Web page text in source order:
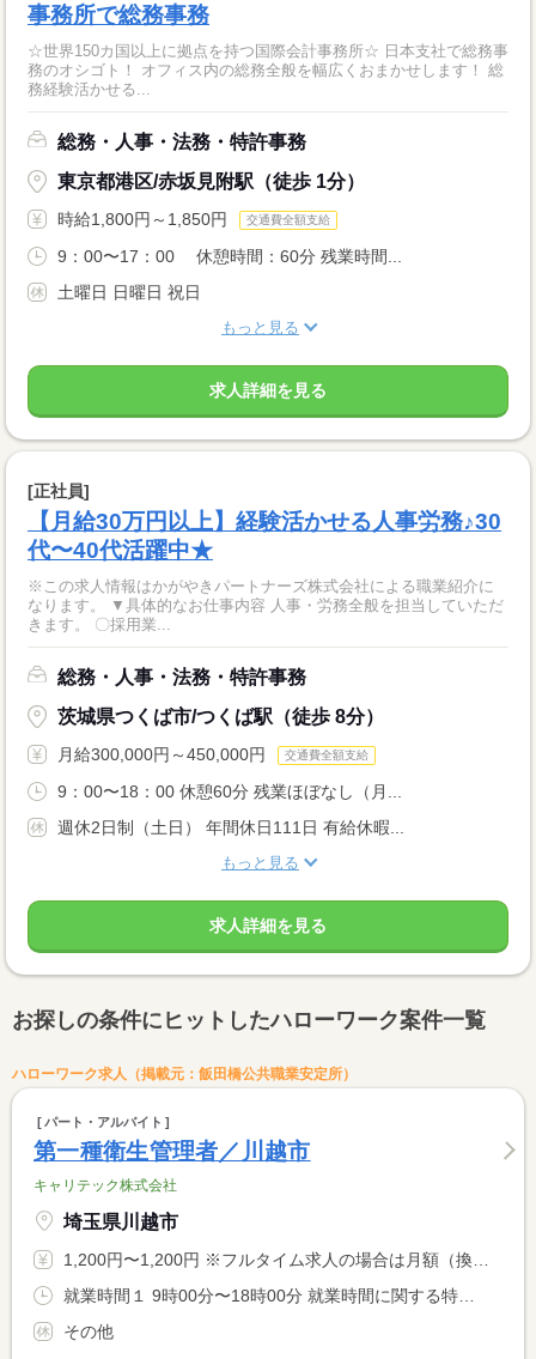
事務所で総務事務
☆世界150カ国以上に拠点を持つ国際会計事務所☆ 日本支社で総務事
務のオシゴト！ オフィス内の総務全般を幅広くおまかせします！ 総
務経験活かせる...
総務・人事・法務・特許事務
東京都港区/赤坂見附駅（徒歩 1分）
時給1,800円～1,850円 交通費全額支給
9：00〜17：00 休憩時間：60分 残業時間...
土曜日 日曜日 祝日
もっと見る
求人詳細を見る
[正社員]
【月給30万円以上】経験活かせる人事労務♪30
代〜40代活躍中★
※この求人情報はかがやきパートナーズ株式会社による職業紹介に
なります。 ▼具体的なお仕事内容 人事・労務全般を担当していただ
きます。 〇採用業...
総務・人事・法務・特許事務
茨城県つくば市/つくば駅（徒歩 8分）
月給300,000円～450,000円 交通費全額支給
9：00〜18：00 休憩60分 残業ほぼなし（月...
週休2日制（土日） 年間休日111日 有給休暇...
もっと見る
求人詳細を見る
お探しの条件にヒットしたハローワーク案件一覧
ハローワーク求人（掲載元：飯田橋公共職業安定所）
パート・アルバイト
第一種衛生管理者／川越市
キャリテック株式会社
埼玉県川越市
1,200円〜1,200円 ※フルタイム求人の場合は月額（換算額）、パート求人の場合は時間額を表示しています。
就業時間１ 9時00分〜18時00分 就業時間に関する特記事項 （１）の内１日４時間程度 、週３日〜５日で応相談
その他